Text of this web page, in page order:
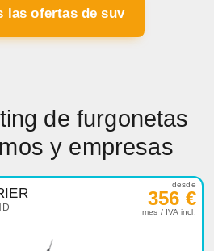
las ofertas de suv
de furgonetas
y empresas
desde
356 €
mes / IVA incl.